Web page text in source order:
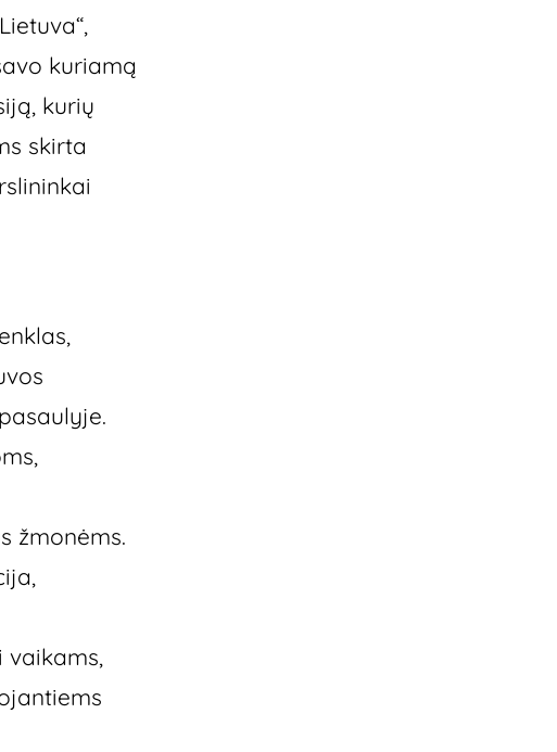
kuriamą
kurių
skirta
žmonėms.
vaikams,